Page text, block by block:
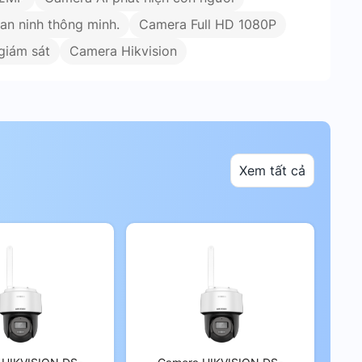
ninh thông minh.
Camera Full HD 1080P
sát
Camera Hikvision
Xem tất cả